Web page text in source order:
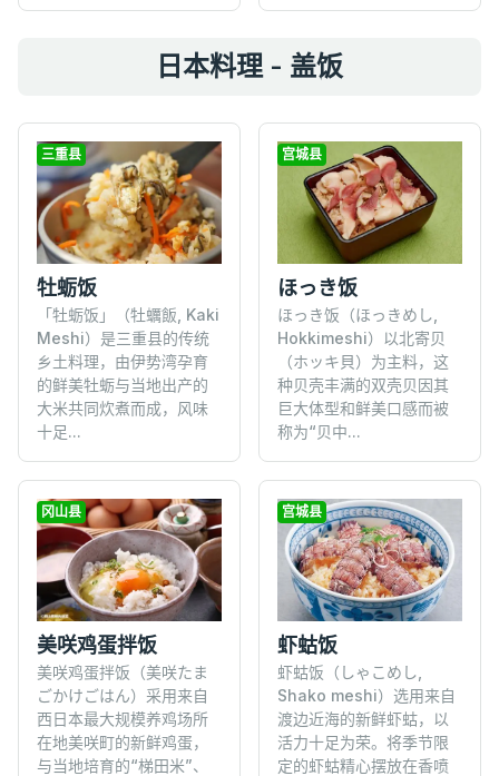
日本料理 - 盖饭
三重县
牡蛎饭
「牡蛎饭」（牡蠣飯, Kaki
Meshi）是三重县的传统
乡土料理，由伊势湾孕育
的鲜美牡蛎与当地出产的
大米共同炊煮而成，风味
十足...
宫城县
ほっき饭
ほっき饭（ほっきめし,
Hokkimeshi）以北寄贝
（ホッキ貝）为主料，这
种贝壳丰满的双壳贝因其
巨大体型和鲜美口感而被
称为“贝中...
冈山县
美咲鸡蛋拌饭
美咲鸡蛋拌饭（美咲たま
ごかけごはん）采用来自
西日本最大规模养鸡场所
在地美咲町的新鲜鸡蛋，
与当地培育的“梯田米”、
宫城县
虾蛄饭
虾蛄饭（しゃこめし,
Shako meshi）选用来自
渡边近海的新鲜虾蛄，以
活力十足为荣。将季节限
定的虾蛄精心摆放在香喷